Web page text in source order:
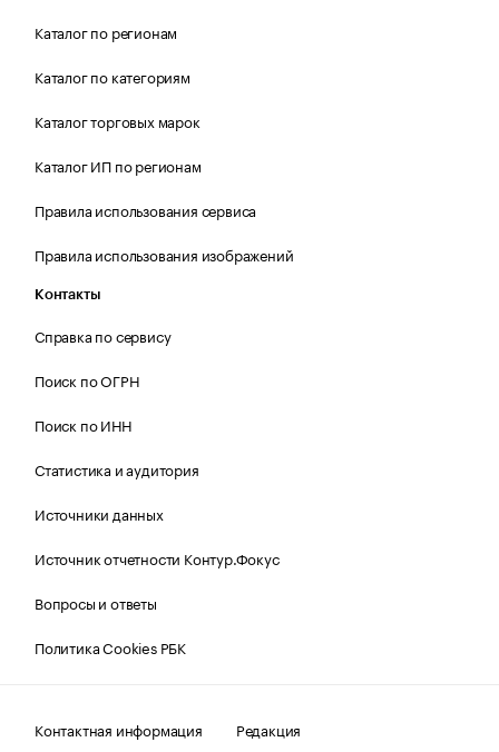
Каталог по регионам
Каталог по категориям
Каталог торговых марок
Каталог ИП по регионам
Правила использования сервиса
Правила использования изображений
Контакты
Справка по сервису
Поиск по ОГРН
Поиск по ИНН
Статистика и аудитория
Источники данных
Источник отчетности Контур.Фокус
Вопросы и ответы
Политика Cookies РБК
Контактная информация Редакция